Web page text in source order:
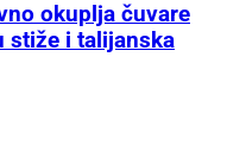
okuplja čuvare
stiže i talijanska